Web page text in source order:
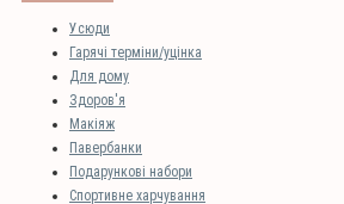
Усюди
Гарячі терміни/уцінка
Для дому
Здоров'я
Макіяж
Павербанки
Подарункові набори
Спортивне харчування